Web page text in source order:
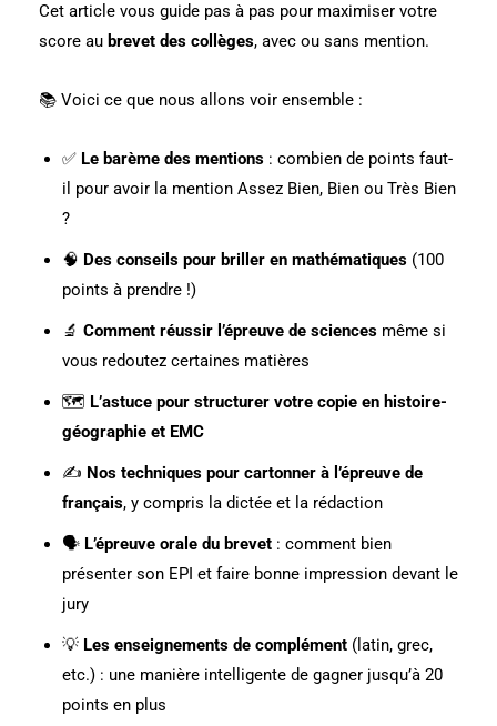
Cet article vous guide pas à pas pour maximiser votre
score au brevet des collèges, avec ou sans mention.
📚 Voici ce que nous allons voir ensemble :
✅ Le barème des mentions : combien de points faut-
il pour avoir la mention Assez Bien, Bien ou Très Bien
?
🧠 Des conseils pour briller en mathématiques (100
points à prendre !)
🔬 Comment réussir l’épreuve de sciences même si
vous redoutez certaines matières
🗺️ L’astuce pour structurer votre copie en histoire-
géographie et EMC
✍️ Nos techniques pour cartonner à l’épreuve de
français, y compris la dictée et la rédaction
🗣️ L’épreuve orale du brevet : comment bien
présenter son EPI et faire bonne impression devant le
jury
💡 Les enseignements de complément (latin, grec,
etc.) : une manière intelligente de gagner jusqu’à 20
points en plus